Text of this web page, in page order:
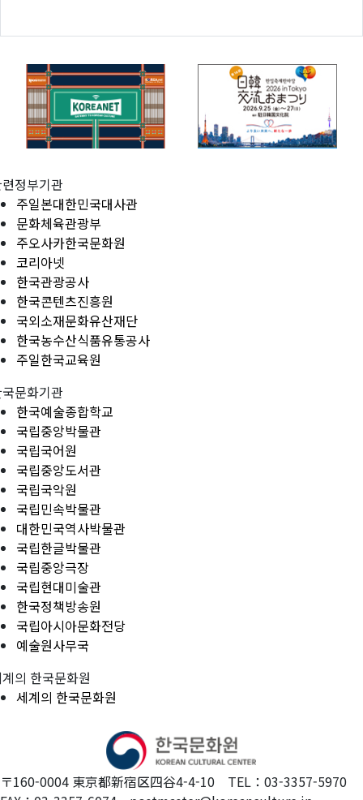
정부기관
주일본대한민국대사관
문화체육관광부
주오사카한국문화원
코리아넷
한국관광공사
한국콘텐츠진흥원
국외소재문화유산재단
한국농수산식품유통공사
주일한국교육원
문화기관
한국예술종합학교
국립중앙박물관
국립국어원
국립중앙도서관
국립국악원
국립민속박물관
대한민국역사박물관
국립한글박물관
국립중앙극장
국립현대미술관
한국정책방송원
국립아시아문화전당
예술원사무국
의 한국문화원
세계의 한국문화원
〒160-0004 東京都新宿区四谷4-4-10 TEL：03-3357-5970